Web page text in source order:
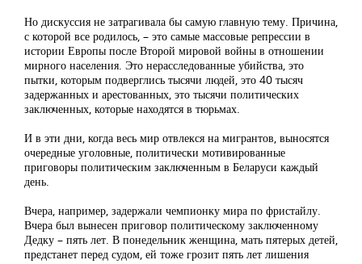
Но дискуссия не затрагивала бы самую главную тему. Причина,
с которой все родилось, – это самые массовые репрессии в
истории Европы после Второй мировой войны в отношении
мирного населения. Это нерасследованные убийства, это
пытки, которым подверглись тысячи людей, это 40 тысяч
задержанных и арестованных, это тысячи политических
заключенных, которые находятся в тюрьмах.
И в эти дни, когда весь мир отвлекся на мигрантов, выносятся
очередные уголовные, политически мотивированные
приговоры политическим заключенным в Беларуси каждый
день.
Вчера, например, задержали чемпионку мира по фристайлу.
Вчера был вынесен приговор политическому заключенному
Дедку – пять лет. В понедельник женщина, мать пятерых детей,
предстанет перед судом, ей тоже грозит пять лет лишения